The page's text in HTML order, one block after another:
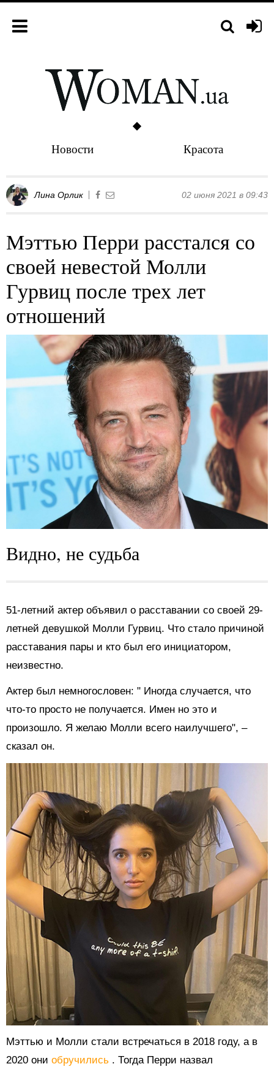
Новости Красота
Лина Орлик 02 июня 2021 в 09:43
Мэттью Перри расстался со
своей невестой Молли
Гурвиц после трех лет
отношений
Видно, не судьба
51-летний актер объявил о расставании со своей 29-
летней девушкой Молли Гурвиц. Что стало причиной
расставания пары и кто был его инициатором,
неизвестно.
Актер был немногословен: " Иногда случается, что
что-то просто не получается. Имен но это и
произошло. Я желаю Молли всего наилучшего", –
сказал он.
Мэттью и Молли стали встречаться в 2018 году, а в
2020 они обручились . Тогда Перри назвал